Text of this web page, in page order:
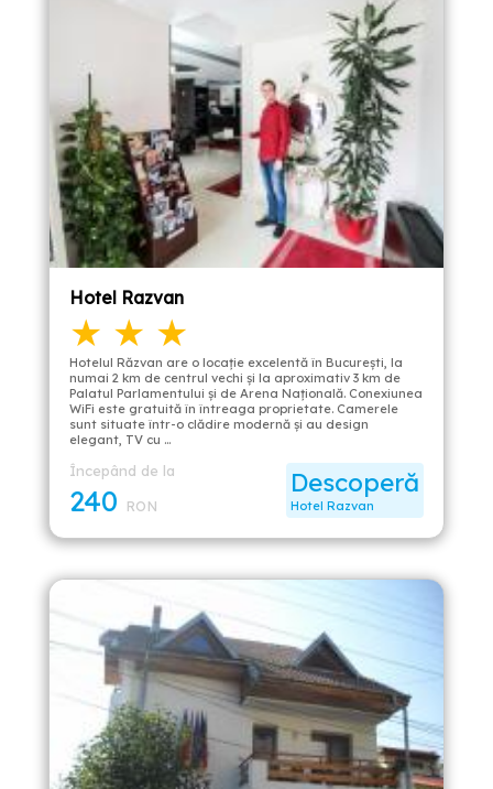
Hotel Razvan
★ ★ ★
Hotelul Răzvan are o locație excelentă în București, la
numai 2 km de centrul vechi și la aproximativ 3 km de
Palatul Parlamentului și de Arena Națională. Conexiunea
WiFi este gratuită în întreaga proprietate. Camerele
sunt situate într-o clădire modernă şi au design
elegant, TV cu …
Descoperă
Hotel Razvan
Începând de la
240 RON